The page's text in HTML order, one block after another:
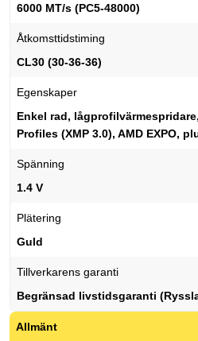
6000 MT/s (PC5-48000)
Åtkomsttidstiming
CL30 (30-36-36)
Egenskaper
Enkel rad,
Profiles (XMP 3.0), AMD EXPO,
Spänning
1.4 V
Plätering
Guld
Tillverkarens garanti
Begränsad livstidsgaranti
Allmänt